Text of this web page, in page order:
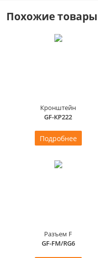
Похожие товары
Кронштейн
GF-КР222
Подробнее
Разъем F
GF-FM/RG6